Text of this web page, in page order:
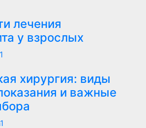
лечения
у взрослых
хирургия: виды
и важные